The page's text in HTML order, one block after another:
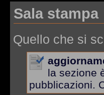
Sala stampa
Quello che si
la sezione
pubblicazioni.